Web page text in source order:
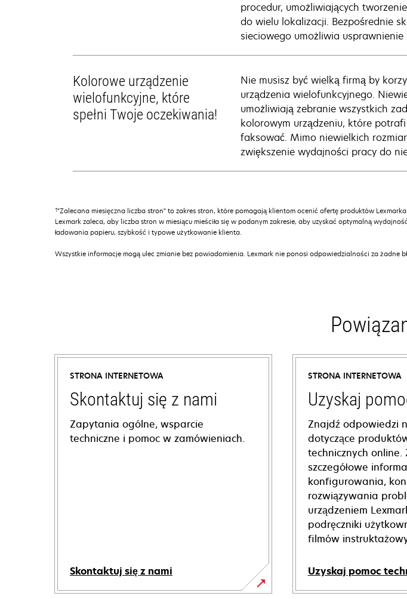
procedur, umożliwiających
do wielu lokalizacji. Bezpośrednie
sieciowego umożliwia
Kolorowe urządzenie
wielofunkcyjne, które
spełni Twoje oczekiwania!
Nie musisz być wielką firmą by
urządzenia wielofunkcyjnego.
umożliwiają zebranie wszystkich
kolorowym urządzeniu, które
faksować. Mimo niewielkich
zwiększenie wydajności pracy do
†"Zalecana miesięczna liczba stron" to zakres stron, które pomagają klientom ocenić ofertę produktów
Lexmark zaleca, aby liczba stron w miesiącu mieściła się w podanym zakresie, aby uzyskać optymalną
ładowania papieru, szybkość i typowe użytkowanie klienta.
Wszystkie informacje mogą ulec zmianie bez powiadomienia. Lexmark nie ponosi odpowiedzialności za żadne
STRONA INTERNETOWA
Skontaktuj się z nami
Zapytania ogólne, wsparcie
techniczne i pomoc w zamówieniach.
Skontaktuj się z nami
STRONA INTERNETOWA
Uzyskaj
Znajdź odpowiedzi
dotyczące
technicznych online.
szczegółowe
konfigurowania,
rozwiązywania
urządzeniem
podręczniki
filmów
Uzyskaj pomoc